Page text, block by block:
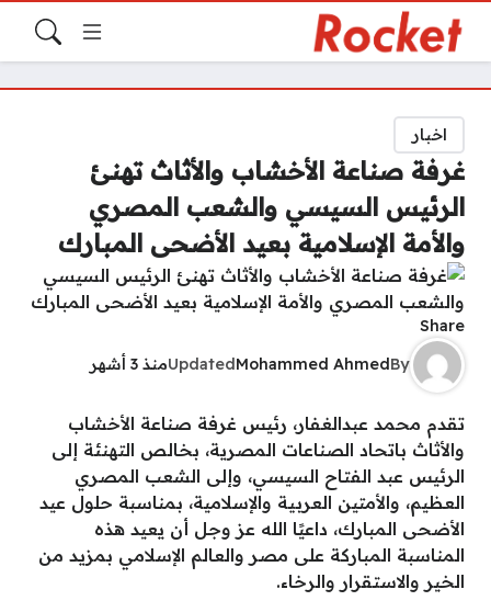
اخبار
غرفة صناعة الأخشاب والأثاث تهنئ
الرئيس السيسي والشعب المصري
والأمة الإسلامية بعيد الأضحى المبارك
Share
By
Mohammed Ahmed
Updatedمنذ 3 أشهر
تقدم محمد عبدالغفار، رئيس غرفة صناعة الأخشاب
والأثاث باتحاد الصناعات المصرية، بخالص التهنئة إلى
الرئيس عبد الفتاح السيسي، وإلى الشعب المصري
العظيم، والأمتين العربية والإسلامية، بمناسبة حلول عيد
الأضحى المبارك، داعيًا الله عز وجل أن يعيد هذه
المناسبة المباركة على مصر والعالم الإسلامي بمزيد من
الخير والاستقرار والرخاء.